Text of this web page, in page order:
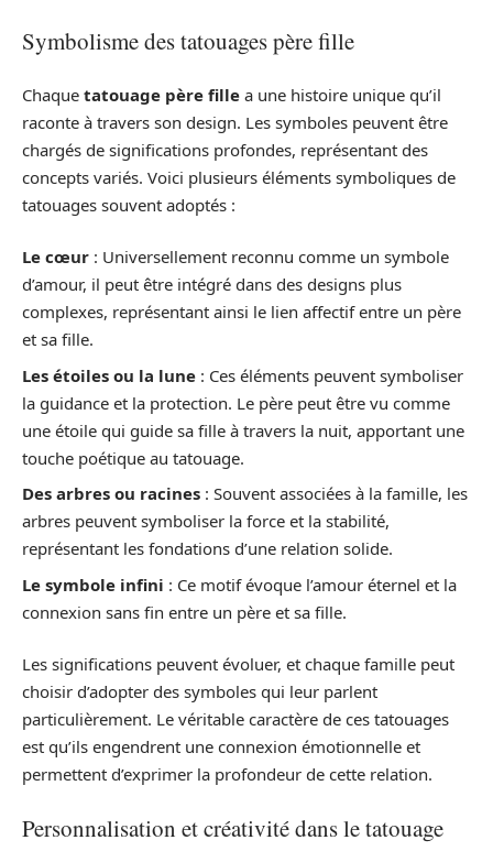
Symbolisme des tatouages père fille
Chaque tatouage père fille a une histoire unique qu’il
raconte à travers son design. Les symboles peuvent être
chargés de significations profondes, représentant des
concepts variés. Voici plusieurs éléments symboliques de
tatouages souvent adoptés :
Le cœur : Universellement reconnu comme un symbole
d’amour, il peut être intégré dans des designs plus
complexes, représentant ainsi le lien affectif entre un père
et sa fille.
Les étoiles ou la lune : Ces éléments peuvent symboliser
la guidance et la protection. Le père peut être vu comme
une étoile qui guide sa fille à travers la nuit, apportant une
touche poétique au tatouage.
Des arbres ou racines : Souvent associées à la famille, les
arbres peuvent symboliser la force et la stabilité,
représentant les fondations d’une relation solide.
Le symbole infini : Ce motif évoque l’amour éternel et la
connexion sans fin entre un père et sa fille.
Les significations peuvent évoluer, et chaque famille peut
choisir d’adopter des symboles qui leur parlent
particulièrement. Le véritable caractère de ces tatouages
est qu’ils engendrent une connexion émotionnelle et
permettent d’exprimer la profondeur de cette relation.
Personnalisation et créativité dans le tatouage